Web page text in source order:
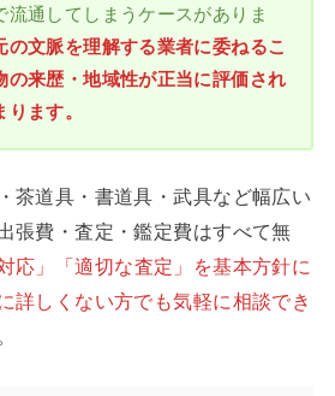
流通してしまうケースがありま
の文脈を理解する業者に委ねるこ
の来歴・地域性が正当に評価され
ます。
茶道具・書道具・武具など幅広い
張費・査定・鑑定費はすべて無
応」「適切な査定」を基本方針に
詳しくない方でも気軽に相談でき